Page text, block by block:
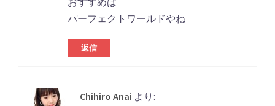
ョ
パーフェクトワールドやね
返信
Chihiro Anai より: